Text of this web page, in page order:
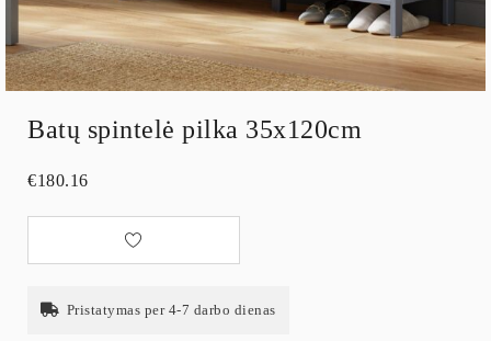
Batų spintelė pilka 35x120cm
€180.16
Pristatymas per 4-7 darbo dienas